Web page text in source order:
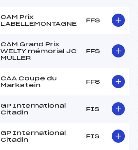
CAM Prix
LABELLEMONTAGNE
FFS
CAM Grand Prix
WELTY mémorial JC
MULLER
FFS
CAA Coupe du
Markstein
FFS
GP International
Citadin
FIS
GP International
Citadin
FIS